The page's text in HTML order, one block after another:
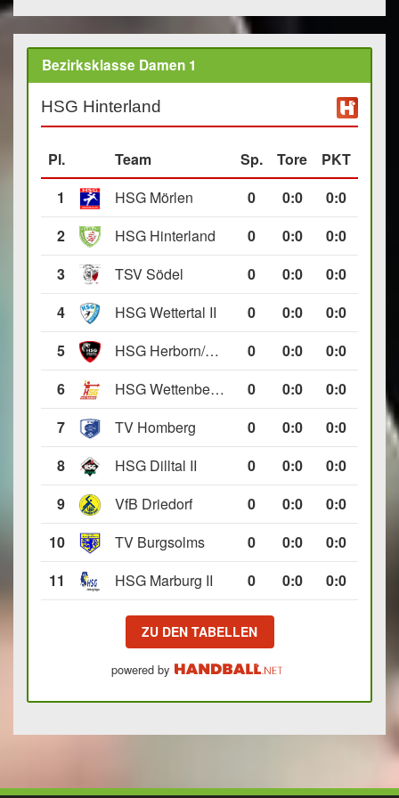
Bezirksklasse Damen 1
HSG Hinterland
Pl. Team Sp. Tore
PKT
1
HSG Mörlen 0 0:0
0:0
2
HSG Hinterland 0 0:0
0:0
3
TSV Södel 0 0:0
0:0
4
HSG Wettertal II 0 0:0
0:0
5
HSG Herborn/Seelbach 0 0:0
0:0
6
HSG Wettenberg III 0 0:0
0:0
7
TV Homberg 0 0:0
0:0
8
HSG Dilltal II 0 0:0
0:0
9
VfB Driedorf 0 0:0
0:0
10
TV Burgsolms 0 0:0
0:0
11
HSG Marburg II 0 0:0 0:0
ZU DEN TABELLEN
powered by